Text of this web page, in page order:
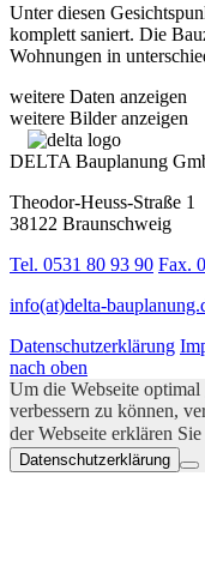
Unter diesen
komplett saniert. Die
Wohnungen in
weitere Daten anzeigen
weitere Bilder anzeigen
DELTA Bauplanung
Theodor-Heuss-Straße 1
38122 Braunschweig
Tel. 0531 80 93 90 Fax.
info(at)delta-
Datenschutzerklärung
nach oben
Um die Webseite
verbessern zu können,
der Webseite erklären
Datenschutzerklärung